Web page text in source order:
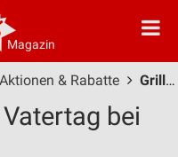
Magazin
Aktionen & Rabatte Grillangebote zum Vatertag bei REWE!
bei